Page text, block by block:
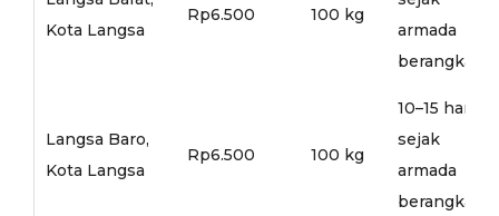
Kota Langsa
Rp6.500 100 kg
armada
berangkat
Langsa Baro,
Kota Langsa
Rp6.500 100 kg
10–15 hari
sejak
armada
berangkat